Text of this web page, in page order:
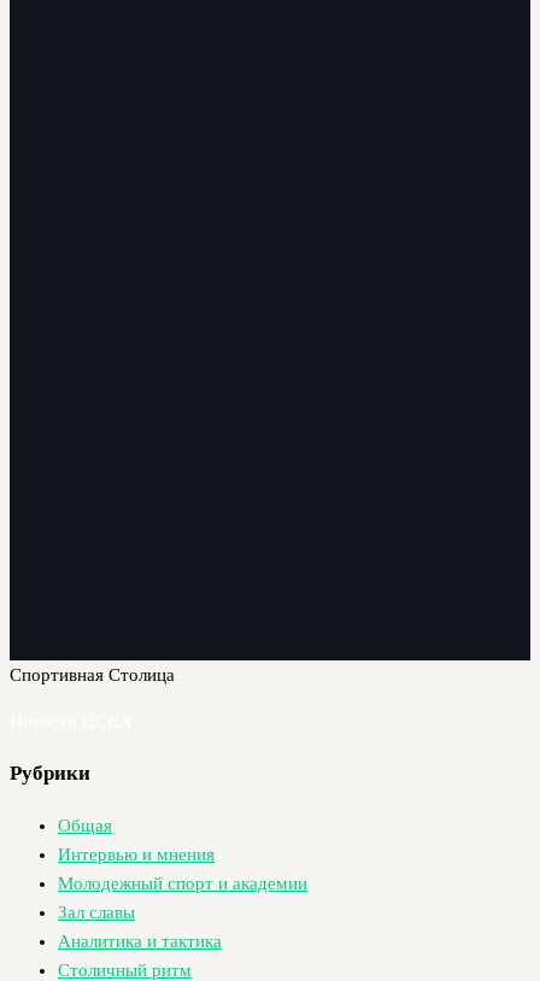
Спортивная Столица
Рубрики
Общая
Интервью и мнения
Молодежный спорт и академии
Зал славы
Аналитика и тактика
Столичный ритм